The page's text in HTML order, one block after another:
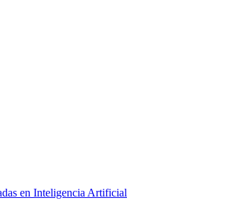
en Inteligencia Artificial